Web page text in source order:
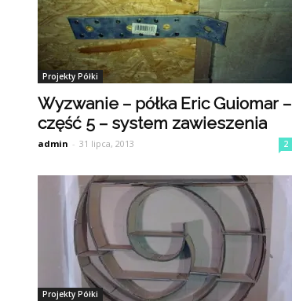
Projekty Półki
Wyzwanie – półka Eric Guiomar –
część 5 – system zawieszenia
admin - 31 lipca, 2013 2
Projekty Półki